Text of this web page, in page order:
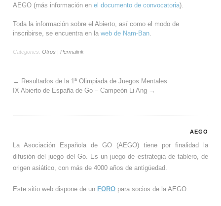
AEGO (más información en el documento de convocatoria).
Toda la información sobre el Abierto, así como el modo de
inscribirse, se encuentra en la web de Nam-Ban.
Categories: Otros | Permalink
← Resultados de la 1ª Olimpiada de Juegos Mentales
IX Abierto de España de Go – Campeón Li Ang →
AEGO
La Asociación Española de GO (AEGO) tiene por finalidad la
difusión del juego del Go. Es un juego de estrategia de tablero, de
origen asiático, con más de 4000 años de antigüedad.
Este sitio web dispone de un FORO para socios de la AEGO.